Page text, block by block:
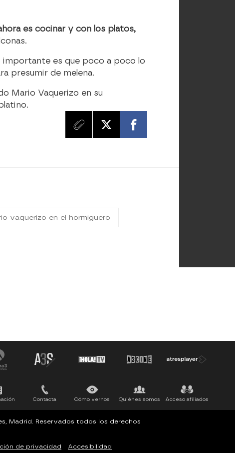
es cocinar y con los platos,
importante es que poco a poco lo
presumir de melena.
Mario Vaquerizo en su
vaquerizo en el hormiguero
Contacta Cómo vernos Quiénes somos Acceso afiliados
Madrid. Reservados todos los derechos
de privacidad Accesibilidad